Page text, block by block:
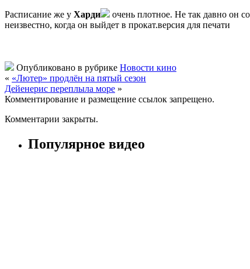
Расписание же у Харди очень плотное. Не так давно он
неизвестно, когда он выйдет в прокат.версия для печати
Опубликовано в рубрике Новости кино
« «Лютер» продлён на пятый сезон
Дейенерис переплыла море »
Комментирование и размещение ссылок запрещено.
Комментарии закрыты.
Популярное видео